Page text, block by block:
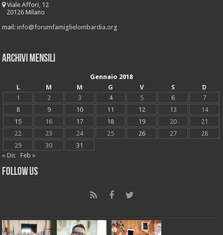
Viale Affori, 12
20126 Milano
mail:info@forumfamiglielombardia.org
Archivi mensili
Gennaio 2018
L
M M G V S
D
1
2 3 4 5 6
7
8
9 10 11 12 13
14
15
16 17 18 19 20
21
22
23 24 25 26 27
28
29
30
31
« Dic
Feb »
Follow Us